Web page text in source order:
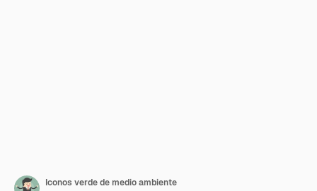
Iconos verde de medio ambiente